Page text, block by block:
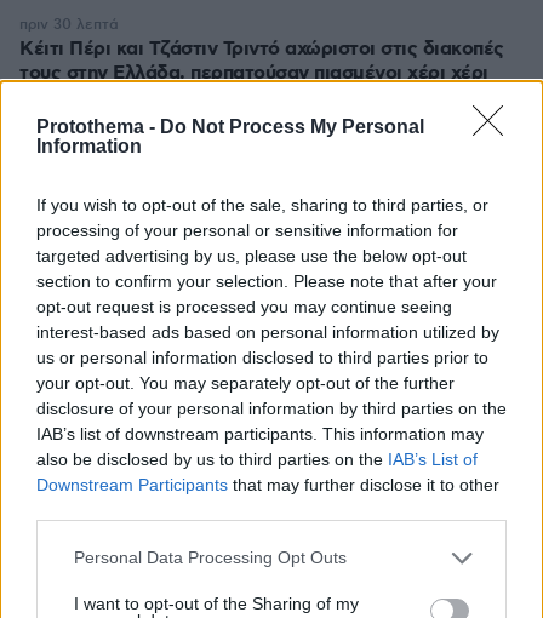
Protothema - Do Not Process My Personal
Information
If you wish to opt-out of the sale, sharing to third parties, or
processing of your personal or sensitive information for
targeted advertising by us, please use the below opt-out
section to confirm your selection. Please note that after your
opt-out request is processed you may continue seeing
interest-based ads based on personal information utilized by
us or personal information disclosed to third parties prior to
your opt-out. You may separately opt-out of the further
disclosure of your personal information by third parties on the
IAB’s list of downstream participants. This information may
also be disclosed by us to third parties on the IAB’s List of
Downstream Participants that may further disclose it to other
Please note that this website/app uses one or more Google
not limited to your visit or usage behaviour. You may click to
Personal Data Processing Opt Outs
I want to opt-out of the Sharing of my
Κέιτι Πέρι και Τζάστιν Τριντό αχώριστοι στις διακοπές
τους στην Ελλάδα, περπατούσαν πιασμένοι χέρι χέρι
πριν 30 λεπτά
7 τρόποι για να καταλάβετε το φύλο μιας γάτας
κοιτώντας το πρόσωπό της
Θεοδωρικάκος: Νέο αναπτυξιακό καθεστώς για την
Αμυνα, συμβάλλουμε στην εθνική ασφάλεια της
πατρίδας μας
πριν 34 λεπτά
Συγκρίνουμε τα δύο πιο δημοφιλή ηλεκτρικά - Ποιο
κερδίζει τη μάχη;
πριν 34 λεπτά
Αντόνιο Μπαντέρας: «Η καρδιακή προσβολή ήταν το
καλύτερο πράγμα που μου συνέβη»
πριν 36 λεπτά
ΔΕΙΤΕ ΟΛΕΣ ΤΙΣ ΕΙΔΗΣΕΙΣ